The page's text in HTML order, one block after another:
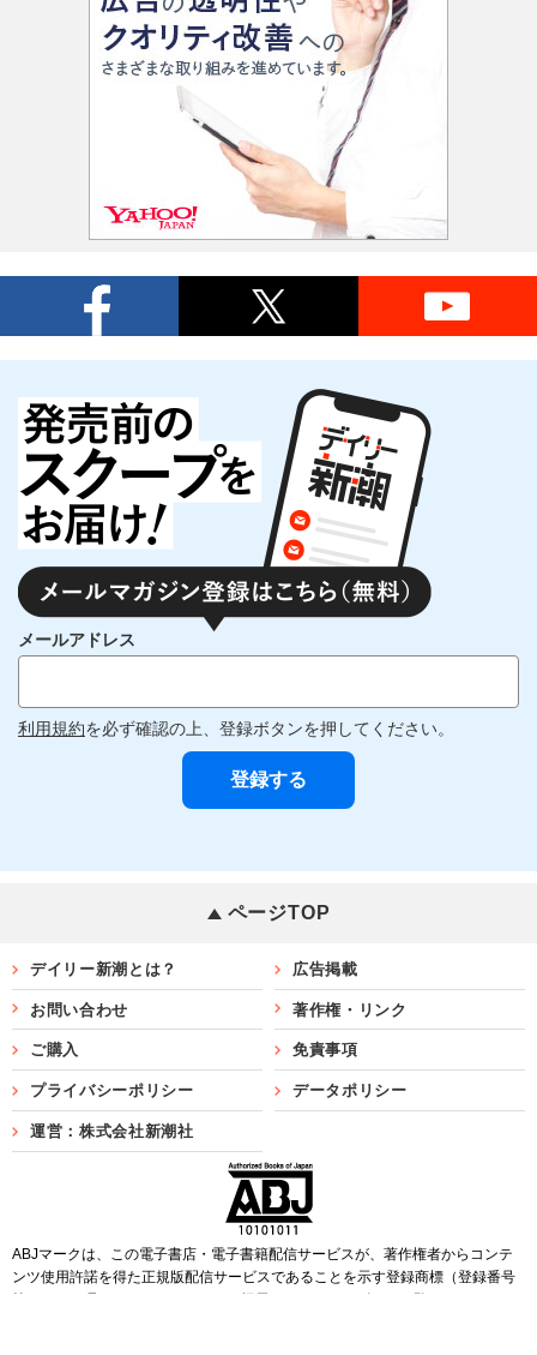
メールアドレス
利用規約を必ず確認の上、登録ボタンを押してください。
ページTOP
デイリー新潮とは？ 広告掲載
お問い合わせ 著作権・リンク
ご購入 免責事項
プライバシーポリシー データポリシー
運営：株式会社新潮社
ABJマークは、この電子書店・電子書籍配信サービスが、著作権者からコンテ
ンツ使用許諾を得た正規版配信サービスであることを示す登録商標（登録番号